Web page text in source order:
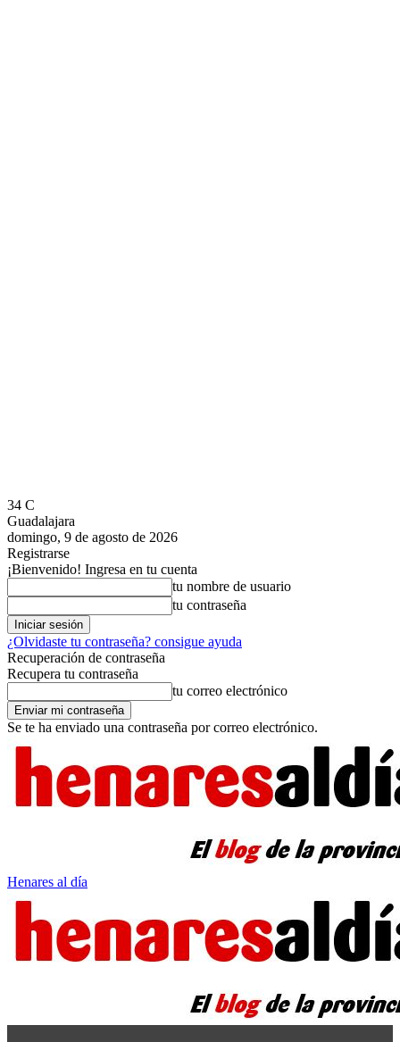
34 C
Guadalajara
domingo, 9 de agosto de 2026
Registrarse
¡Bienvenido! Ingresa en tu cuenta
tu nombre de usuario
tu contraseña
¿Olvidaste tu contraseña? consigue ayuda
Recuperación de contraseña
Recupera tu contraseña
tu correo electrónico
Se te ha enviado una contraseña por correo electrónico.
Henares al día